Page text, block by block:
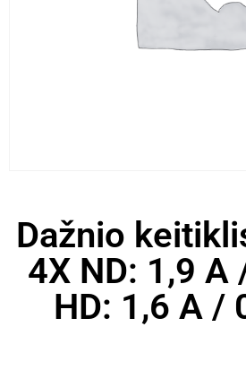
Dažnio
4X ND: 1,9 A
HD: 1,6 A /